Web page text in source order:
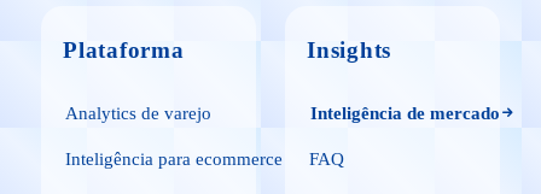
Plataforma
Analytics de varejo
Inteligência para ecommerce
Insights
Inteligência de mercado
FAQ